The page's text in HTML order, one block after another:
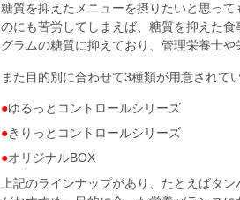
糖質を抑えたメニューを摂りたいと思っ
のにも苦労してしまえば、糖質を抑えた
グラムの糖質に抑えており、管理栄養士
また目的別に合わせて3種類が用意されて
ゆるっとコントロールシリーズ
きりっとコントロールシリーズ
オリジナルBOX
上記のラインナップがあり、たとえばタ